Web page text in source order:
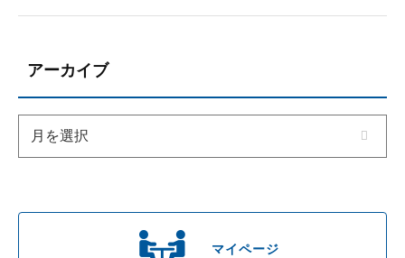
マイページ
アーカイブ